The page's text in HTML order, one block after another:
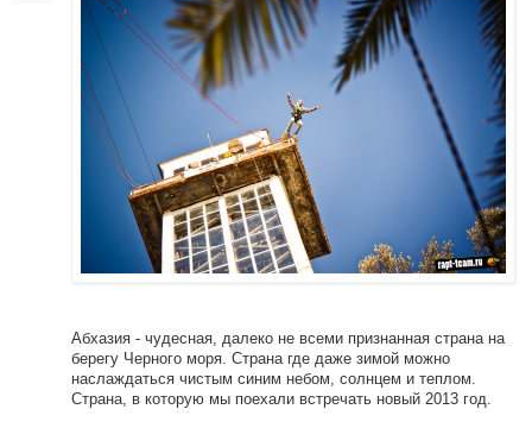
Абхазия - чудесная, далеко не всеми признанная страна на
берегу Черного моря. Страна где даже зимой можно
наслаждаться чистым синим небом, солнцем и теплом.
Страна, в которую мы поехали встречать новый 2013 год.